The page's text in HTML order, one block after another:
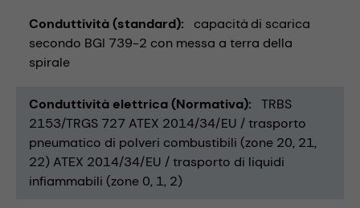
Conduttività (standard)
capacità di scarica
secondo BGI 739-2 con messa a terra della
spirale
Conduttività elettrica (Normativa)
TRBS
2153/TRGS 727 ATEX 2014/34/EU / trasporto
pneumatico di polveri combustibili (zone 20, 21,
22) ATEX 2014/34/EU / trasporto di liquidi
infiammabili (zone 0, 1, 2)